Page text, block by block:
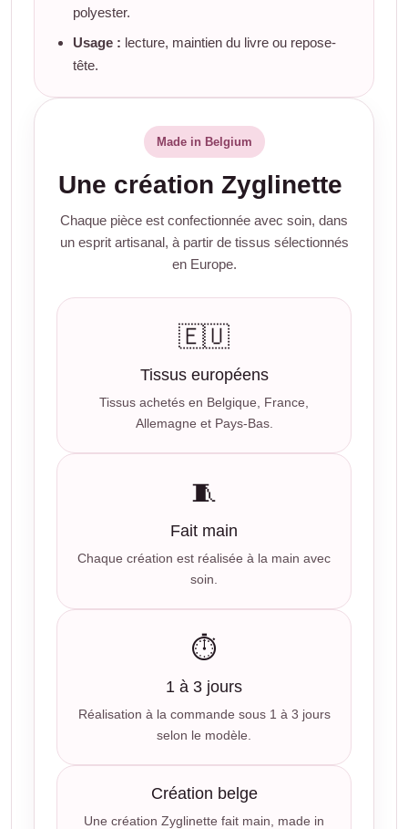
polyester.
Usage : lecture, maintien du livre ou repose-
tête.
Made in Belgium
Une création Zyglinette
Chaque pièce est confectionnée avec soin, dans
un esprit artisanal, à partir de tissus sélectionnés
en Europe.
🇪🇺
Tissus européens
Tissus achetés en Belgique, France,
Allemagne et Pays-Bas.
🧵
Fait main
Chaque création est réalisée à la main avec
soin.
⏱️
1 à 3 jours
Réalisation à la commande sous 1 à 3 jours
selon le modèle.
Création belge
Une création Zyglinette fait main, made in